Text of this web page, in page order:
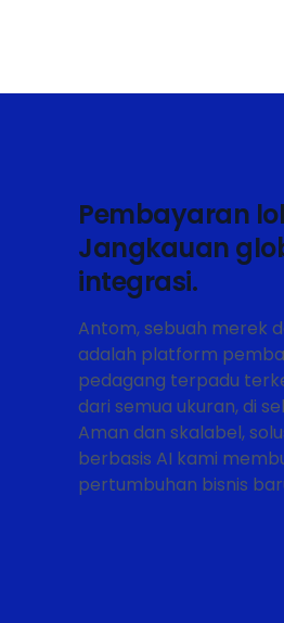
Pembayaran
Jangkauan
integrasi.
Antom, sebuah merek
adalah platform
pedagang terpadu
dari semua ukuran, di
Aman dan skalabel,
berbasis AI kami
pertumbuhan bisnis